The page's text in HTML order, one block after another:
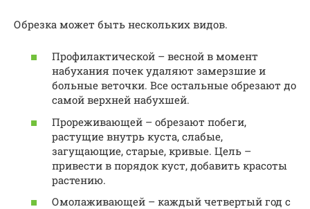
Обрезка может быть нескольких видов.
Профилактической – весной в момент
набухания почек удаляют замерзшие и
больные веточки. Все остальные обрезают до
самой верхней набухшей.
Прореживающей – обрезают побеги,
растущие внутрь куста, слабые,
загущающие, старые, кривые. Цель –
привести в порядок куст, добавить красоты
растению.
Омолаживающей – каждый четвертый год с